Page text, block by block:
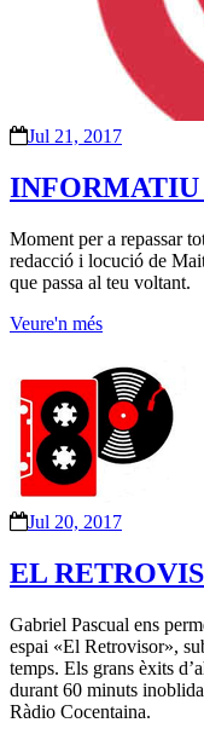
Jul 21, 2017
INFORMATIU
Moment per a repassar
redacció i locució de
que passa al teu voltant.
Veure'n més
Jul 20, 2017
EL
Gabriel Pascual ens
espai «El Retrovisor»,
temps. Els grans èxits
durant 60 minuts
Ràdio Cocentaina.